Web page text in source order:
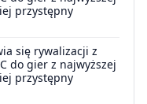
przystępny
się rywalizacji z
do gier z najwyższej
przystępny